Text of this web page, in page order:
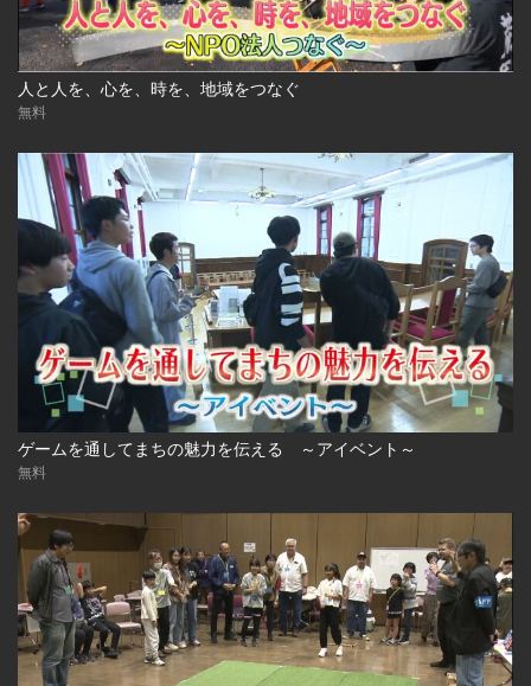
人と人を、心を、時を、地域をつなぐ
無料
ゲームを通してまちの魅力を伝える ～アイベント～
無料